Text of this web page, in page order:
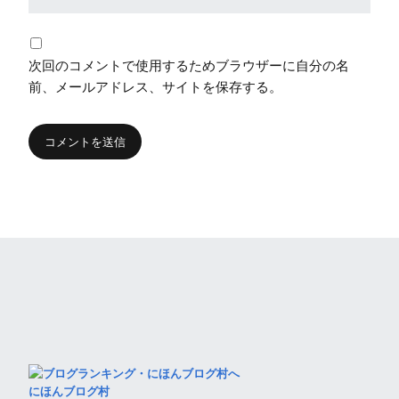
次回のコメントで使用するためブラウザーに自分の名
前、メールアドレス、サイトを保存する。
にほんブログ村